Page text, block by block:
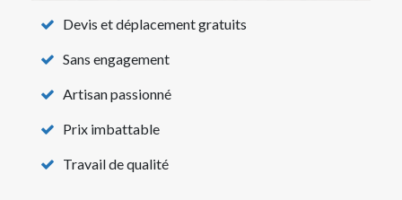
Devis et déplacement gratuits
Sans engagement
Artisan passionné
Prix imbattable
Travail de qualité